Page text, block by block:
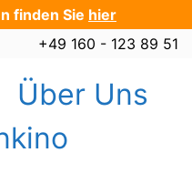
finden Sie hier
+49 160 - 123 89 51
Über Uns